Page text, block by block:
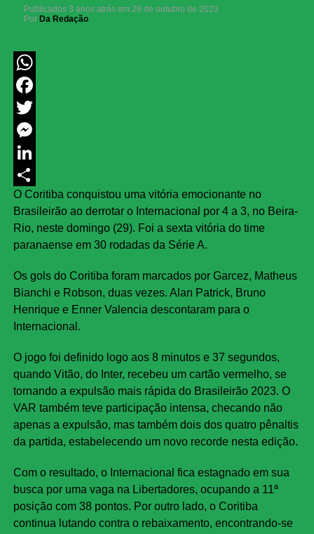
Publicados 3 anos atrás em 29 de outubro de 2023
Por Da Redação
WhatsApp
Facebook
Twitter
Messenger
LinkedIn
Share
O Coritiba conquistou uma vitória emocionante no
Brasileirão ao derrotar o Internacional por 4 a 3, no Beira-
Rio, neste domingo (29). Foi a sexta vitória do time
paranaense em 30 rodadas da Série A.
Os gols do Coritiba foram marcados por Garcez, Matheus
Bianchi e Robson, duas vezes. Alan Patrick, Bruno
Henrique e Enner Valencia descontaram para o
Internacional.
O jogo foi definido logo aos 8 minutos e 37 segundos,
quando Vitão, do Inter, recebeu um cartão vermelho, se
tornando a expulsão mais rápida do Brasileirão 2023. O
VAR também teve participação intensa, checando não
apenas a expulsão, mas também dois dos quatro pênaltis
da partida, estabelecendo um novo recorde nesta edição.
Com o resultado, o Internacional fica estagnado em sua
busca por uma vaga na Libertadores, ocupando a 11ª
posição com 38 pontos. Por outro lado, o Coritiba
continua lutando contra o rebaixamento, encontrando-se